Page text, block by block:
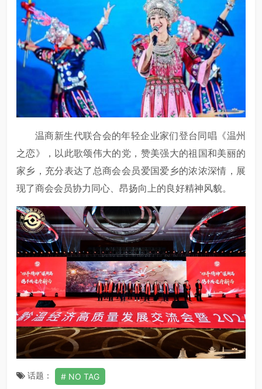
温商新生代联合会的年轻企业家们登台同唱《温州
之恋》，以此歌颂伟大的党，赞美强大的祖国和美丽的
家乡，充分表达了总商会会员爱国爱乡的浓浓深情，展
现了商会会员协力同心、昂扬向上的良好精神风貌。
话题： NO TAG